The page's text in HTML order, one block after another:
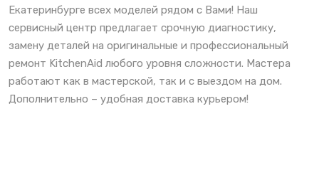
Екатеринбурге всех моделей рядом с Вами! Наш
сервисный центр предлагает срочную диагностику,
замену деталей на оригинальные и профессиональный
ремонт KitchenAid любого уровня сложности. Мастера
работают как в мастерской, так и с выездом на дом.
Дополнительно – удобная доставка курьером!